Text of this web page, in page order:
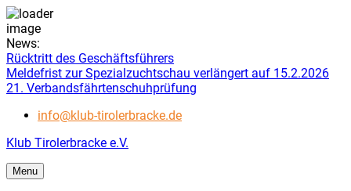
Skip
to
content
News:
Rücktritt des Geschäftsführers
Meldefrist zur Spezialzuchtschau verlängert auf 15.2.2026
21. Verbandsfährtenschuhprüfung
info@klub-tirolerbracke.de
Klub Tirolerbracke e.V.
Menu